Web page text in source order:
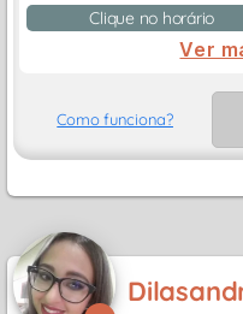
Clique no horário
Ver
Como funciona?